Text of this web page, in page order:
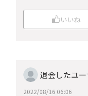
考え、辞退して
と11月にそれぞ
那覇マラソンも
いいね
退会したユ
2022/08/16 06:06